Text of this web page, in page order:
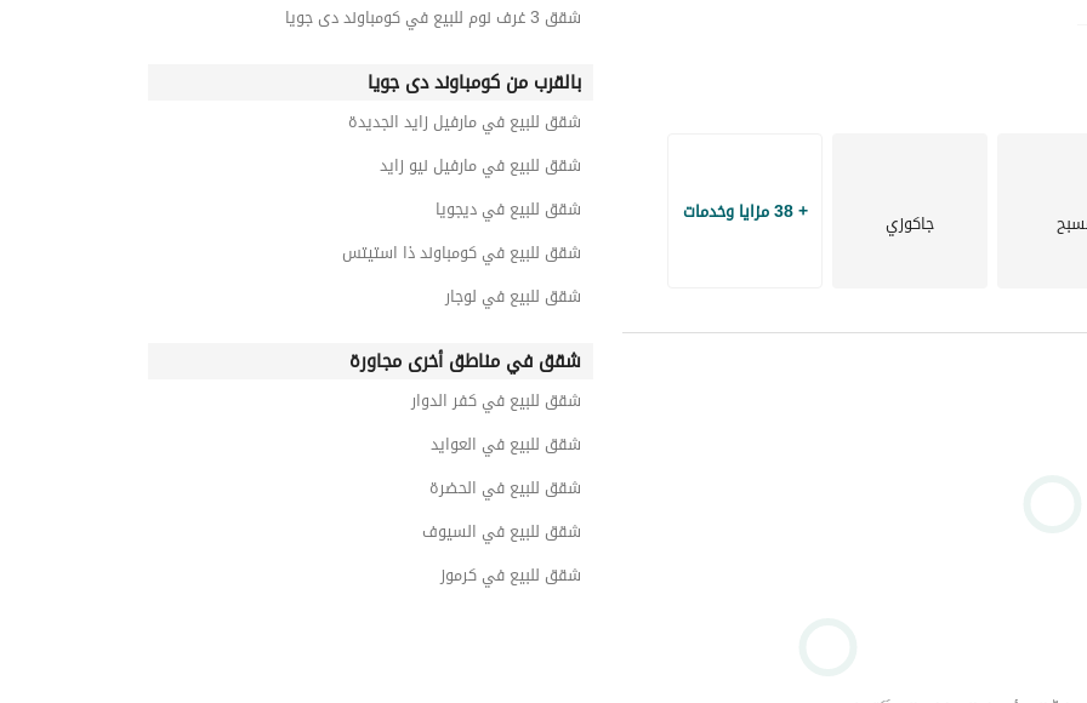
جاكوزي + 38 مزايا وخدمات
شقق 3 غرف نوم للبيع في كومباوند دى جويا
بالقرب من كومباوند دى جويا
شقق للبيع في مارفيل زايد الجديدة
شقق للبيع في مارفيل نيو زايد
شقق للبيع في ديجويا
شقق للبيع في كومباوند ذا استيتس
شقق للبيع في لوجار
شقق في مناطق أخرى مجاورة
شقق للبيع في كفر الدوار
شقق للبيع في العوايد
شقق للبيع في الحضرة
شقق للبيع في السيوف
شقق للبيع في كرموز